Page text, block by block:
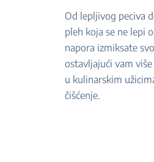
Od lepljivog peciva
pleh koja se ne lepi
napora izmiksate
ostavljajući vam
u kulinarskim
čišćenje.